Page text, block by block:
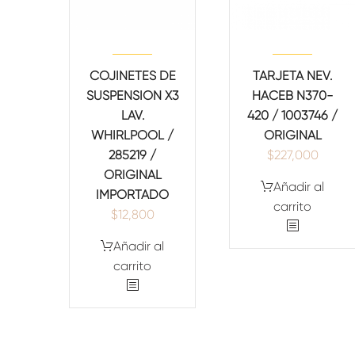
COJINETES DE
SUSPENSION X3
LAV.
WHIRLPOOL /
285219 /
ORIGINAL
IMPORTADO
$12,800
Añadir al
carrito
TARJETA NEV.
HACEB N370-
420 / 1003746 /
ORIGINAL
$227,000
Añadir al
carrito